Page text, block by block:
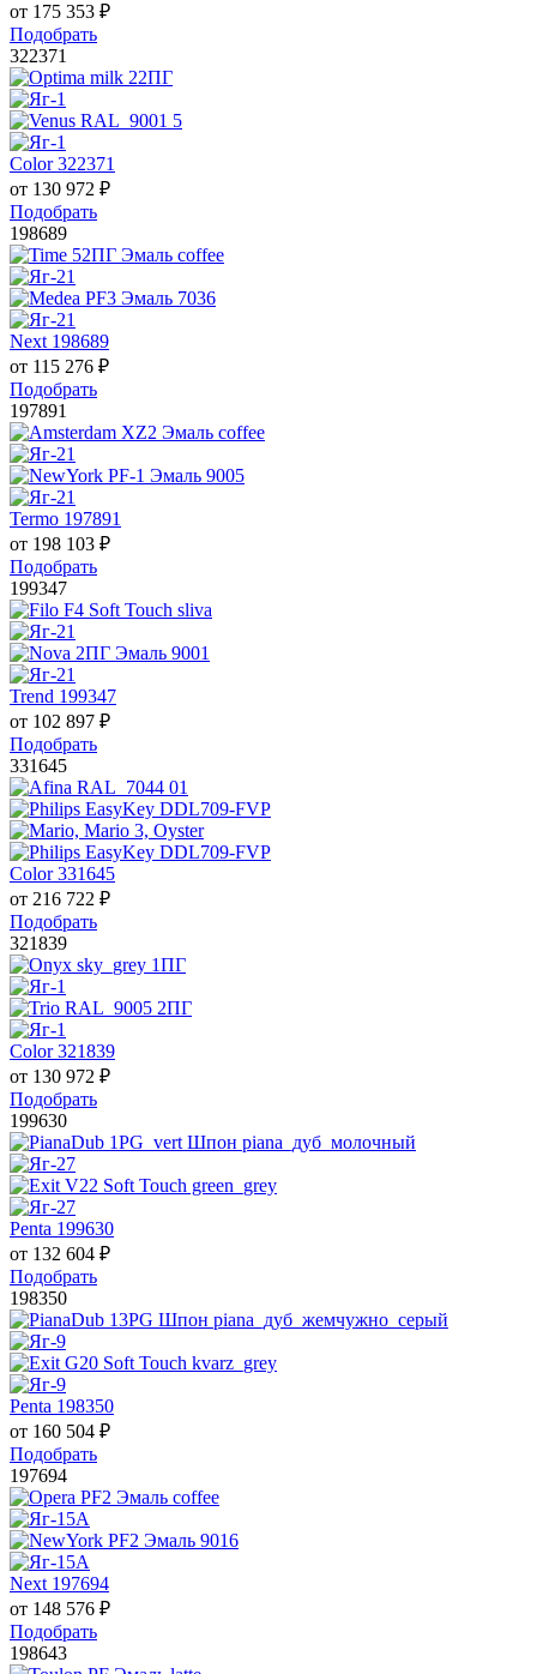
от 175 353 ₽
Подобрать
322371
Color 322371
от 130 972 ₽
Подобрать
198689
Next 198689
от 115 276 ₽
Подобрать
197891
Termo 197891
от 198 103 ₽
Подобрать
199347
Trend 199347
от 102 897 ₽
Подобрать
331645
Color 331645
от 216 722 ₽
Подобрать
321839
Color 321839
от 130 972 ₽
Подобрать
199630
Penta 199630
от 132 604 ₽
Подобрать
198350
Penta 198350
от 160 504 ₽
Подобрать
197694
Next 197694
от 148 576 ₽
Подобрать
198643